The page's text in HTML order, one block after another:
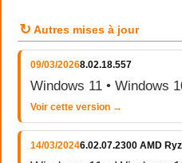
↻ Autres mises à jour
09/03/20268.02.18.557
Windows 11 • Windows
Voir cette version →
14/03/20246.02.07.2300 AMD